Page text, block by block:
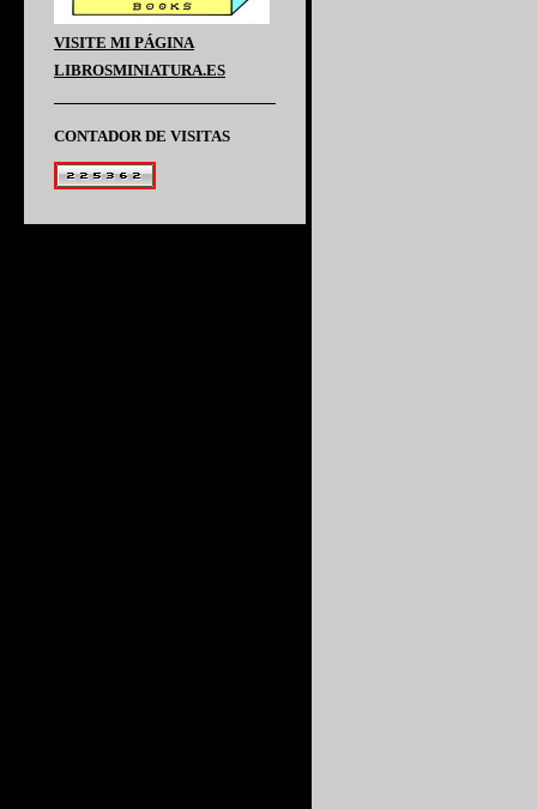
VISITE MI PÁGINA
LIBROSMINIATURA.ES
CONTADOR DE VISITAS